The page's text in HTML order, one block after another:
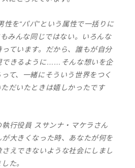
性を“パパ”という属性で一括りに
みんな同じではない。いろんな
ています。だから、誰もが自分
できるように……そんな想いを企
て、一緒にそういう世界をつく
だいたときは嬉しかったです
行役員 スサンナ・マケラさん
大きくなった時、あなたが何を
えできないような社会にしまし
た。